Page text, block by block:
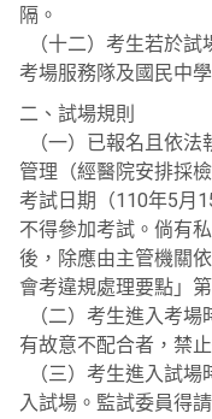
隔。
（十二）考生若於試
考場服務隊及國民中
二、試場規則
（一）已報名且依法
管理（經醫院安排採
考試日期（110年5月
不得參加考試。倘有
後，除應由主管機關
會考違規處理要點」
（二）考生進入考場
有故意不配合者，禁
（三）考生進入試場
入試場。監試委員得